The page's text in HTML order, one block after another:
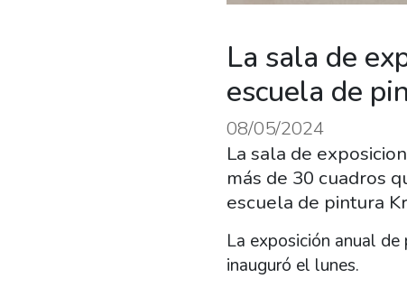
La sala de
escuela de
08/05/2024
La sala de
más de 30 cuadros
escuela de pintura
La exposición anual
inauguró el lunes.